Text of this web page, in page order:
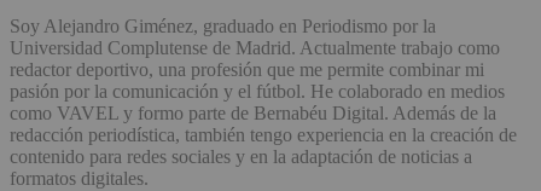
Soy Alejandro Giménez, graduado en Periodismo por la
Universidad Complutense de Madrid. Actualmente trabajo como
redactor deportivo, una profesión que me permite combinar mi
pasión por la comunicación y el fútbol. He colaborado en medios
como VAVEL y formo parte de Bernabéu Digital. Además de la
redacción periodística, también tengo experiencia en la creación de
contenido para redes sociales y en la adaptación de noticias a
formatos digitales.